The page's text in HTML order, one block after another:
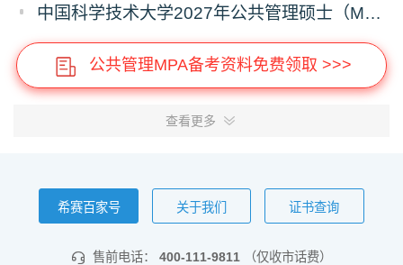
中国科学技术大学2027年公共管理硕士（MPA）专业学位研究生招生通知
公共管理MPA备考资料免费领取 >>>
查看更多
希赛百家号 关于我们 证书查询
售前电话： 400-111-9811 （仅收市话费）